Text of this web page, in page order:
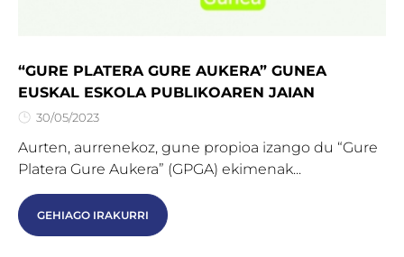
“GURE PLATERA GURE AUKERA” GUNEA
EUSKAL ESKOLA PUBLIKOAREN JAIAN
30/05/2023
Aurten, aurrenekoz, gune propioa izango du “Gure
Platera Gure Aukera” (GPGA) ekimenak...
GEHIAGO IRAKURRI